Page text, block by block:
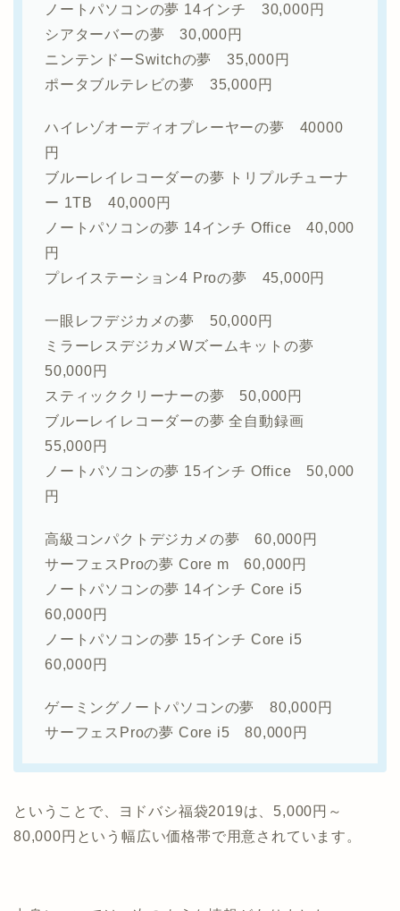
ノートパソコンの夢 14インチ 30,000円
シアターバーの夢 30,000円
ニンテンドーSwitchの夢 35,000円
ポータブルテレビの夢 35,000円
ハイレゾオーディオプレーヤーの夢 40000
円
ブルーレイレコーダーの夢 トリプルチューナ
ー 1TB 40,000円
ノートパソコンの夢 14インチ Office 40,000
円
プレイステーション4 Proの夢 45,000円
一眼レフデジカメの夢 50,000円
ミラーレスデジカメWズームキットの夢
50,000円
スティッククリーナーの夢 50,000円
ブルーレイレコーダーの夢 全自動録画
55,000円
ノートパソコンの夢 15インチ Office 50,000
円
高級コンパクトデジカメの夢 60,000円
サーフェスProの夢 Core m 60,000円
ノートパソコンの夢 14インチ Core i5
60,000円
ノートパソコンの夢 15インチ Core i5
60,000円
ゲーミングノートパソコンの夢 80,000円
サーフェスProの夢 Core i5 80,000円
ということで、ヨドバシ福袋2019は、5,000円～
80,000円という幅広い価格帯で用意されています。